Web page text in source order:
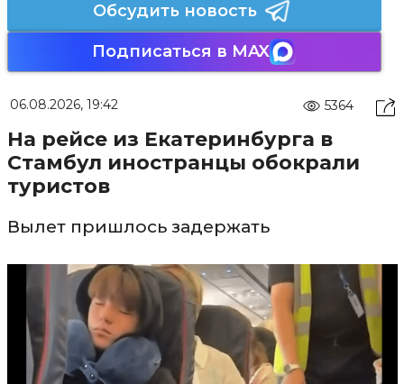
Обсудить новость
Подписаться в MAX
06.08.2026, 19:42 5364
На рейсе из Екатеринбурга в
Стамбул иностранцы обокрали
туристов
Вылет пришлось задержать